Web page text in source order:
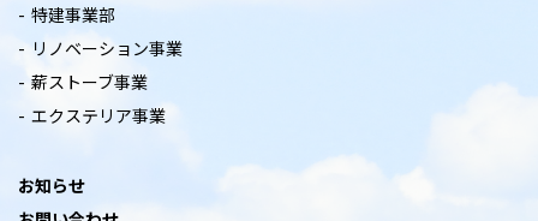
特建事業部
リノベーション事業
薪ストーブ事業
エクステリア事業
お知らせ